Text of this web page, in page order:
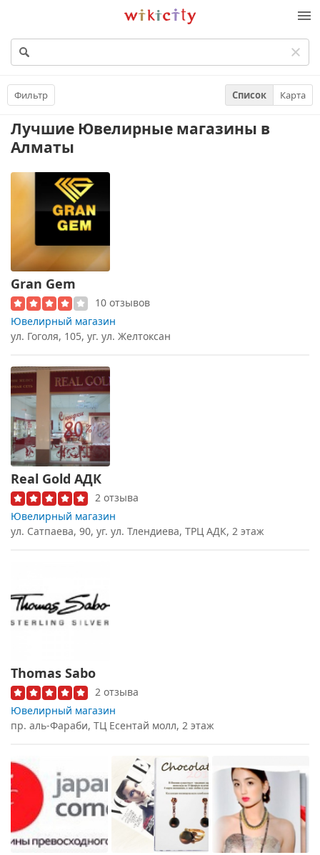
Викисити
Фильтр Список Карта
Лучшие Ювелирные магазины в
Алматы
Gran Gem
10 отзывов
Ювелирный магазин
ул. Гоголя, 105, уг. ул. Желтоксан
Real Gold АДК
2 отзыва
Ювелирный магазин
ул. Сатпаева, 90, уг. ул. Тлендиева, ТРЦ АДК, 2 этаж
Thomas Sabo
2 отзыва
Ювелирный магазин
пр. аль-Фараби, ТЦ Есентай молл, 2 этаж